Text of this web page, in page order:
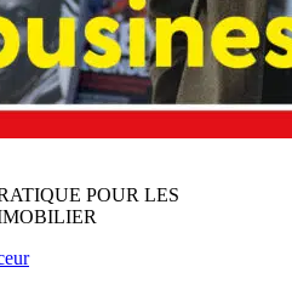
POUR LES